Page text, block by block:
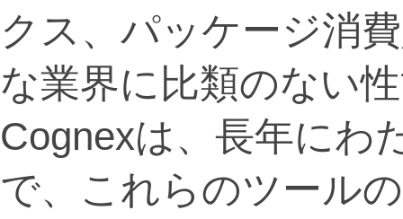
クス、パッケージ消
な業界に比類のない
Cognexは、長年にわ
で、これらのツール